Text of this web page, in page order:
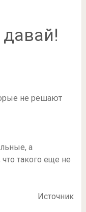
а
такого еще не
Источник